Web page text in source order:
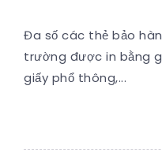
Đa số các thẻ bảo
trường được in bằng
giấy phổ thông,...